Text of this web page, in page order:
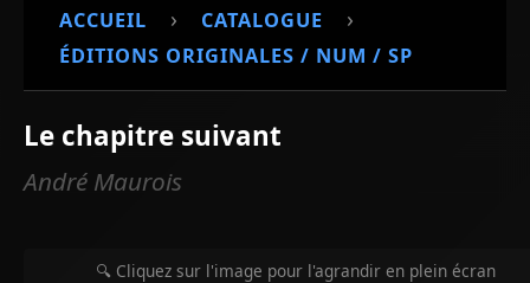
ACCUEIL › CATALOGUE ›
ÉDITIONS ORIGINALES / NUM / SP
Le chapitre suivant
André Maurois
🔍 Cliquez sur l'image pour l'agrandir en plein écran